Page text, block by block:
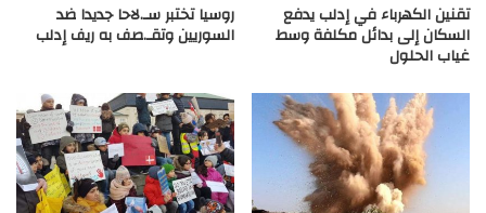
تقنين الكهرباء في إدلب يدفع
السكان إلى بدائل مكلفة وسط
غياب الحلول
روسيا تختبر سـ.لاحا جديدا ضد
السوريين وتقـ.صف به ريف إدلب